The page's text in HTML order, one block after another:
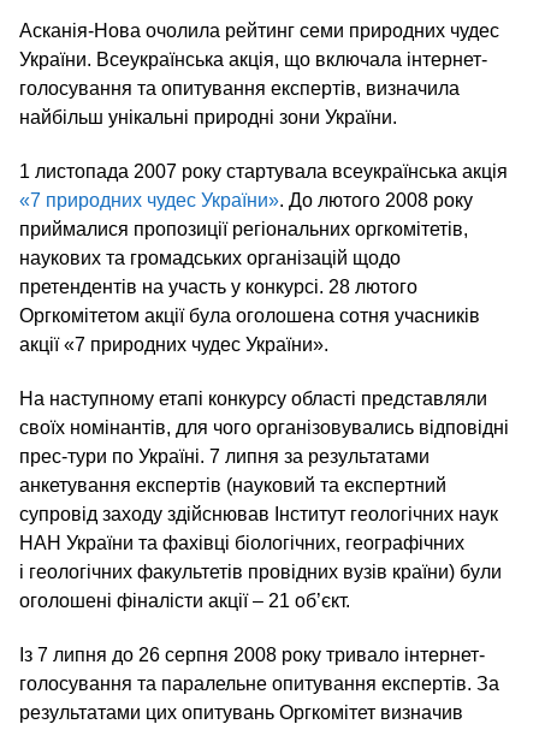
Асканія-Нова очолила рейтинг семи природних чудес
України. Всеукраїнська акція, що включала інтернет-
голосування та опитування експертів, визначила
найбільш унікальні природні зони України.
1 листопада 2007 року стартувала всеукраїнська акція
«7 природних чудес України». До лютого 2008 року
приймалися пропозиції регіональних оргкомітетів,
наукових та громадських організацій щодо
претендентів на участь у конкурсі. 28 лютого
Оргкомітетом акції була оголошена сотня учасників
акції «7 природних чудес України».
На наступному етапі конкурсу області представляли
своїх номінантів, для чого організовувались відповідні
прес-тури по Україні. 7 липня за результатами
анкетування експертів (науковий та експертний
супровід заходу здійснював Інститут геологічних наук
НАН України та фахівці біологічних, географічних
і геологічних факультетів провідних вузів країни) були
оголошені фіналісти акції – 21 об’єкт.
Із 7 липня до 26 серпня 2008 року тривало інтернет-
голосування та паралельне опитування експертів. За
результатами цих опитувань Оргкомітет визначив